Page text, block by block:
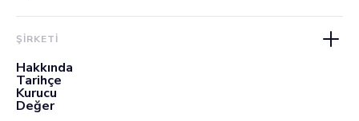
ŞİRKETİ
Hakkında
Tarihçe
Kurucu
Değer